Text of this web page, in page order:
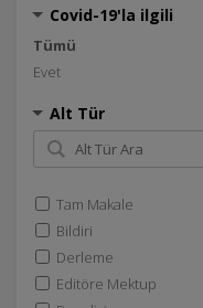
Covid-19'la ilgili
Tümü
Evet
Alt Tür
Tam Makale
Bildiri
Derleme
Editöre Mektup